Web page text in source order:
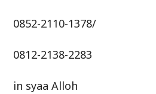
0852-2110-1378/
0812-2138-2283
in syaa Alloh